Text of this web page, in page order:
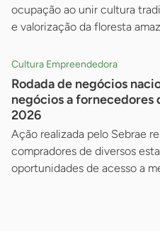
ocupação ao unir cultura
e valorização da floresta
Cultura Empreendedora
Rodada de negócios
negócios a fornecedores
2026
Ação realizada pelo Sebrae
compradores de diversos
oportunidades de acesso a